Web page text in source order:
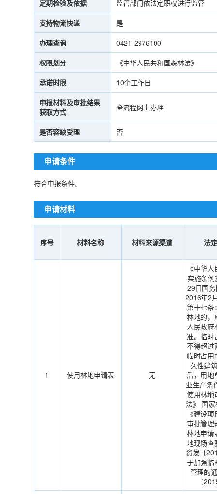
定期检验及依据 监管部门依法定职权进行监管
支持物流快递 是
办理查询 0421-2976100
权限划分 《中华人民共和国森林法》
承诺时限 10个工作日
申报材料及审批结果
获取方式
全流程网上办理
是否容缺受理 否
申请条件
符合申报条件。
申请材料
序号 材料名称 材料来源渠道 法
1 使用林地申请表 无
《中华
实施条
29日国
2016年2
第十七条
林地的，
人民政府
准。临时
不得超过
临时占用
久性建
后，用地
业生产条
使用林地
法》 国
《建设
审批管理
林地申请
地现场查
资发〔
于加强临
管理的
〔